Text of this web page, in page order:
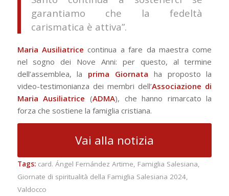
garantiamo che la fedeltà
carismatica è attiva”.
Maria Ausiliatrice continua a fare da maestra come
nel sogno dei Nove Anni: per questo, al termine
dell’assemblea, la prima Giornata ha proposto la
video-testimonianza dei membri dell’Associazione di
Maria Ausiliatrice (ADMA), che hanno rimarcato la
forza che sostiene la famiglia cristiana.
Vai alla notizia
Tags: card. Ángel Fernández Artime, Famiglia Salesiana,
Giornate di spiritualità della Famiglia Salesiana 2024,
Valdocco